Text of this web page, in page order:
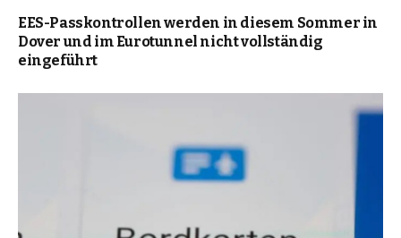
EES-Passkontrollen werden in diesem Sommer in
Dover und im Eurotunnel nicht vollständig
eingeführt